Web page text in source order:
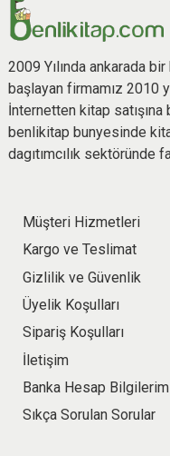
2009 Yılında ankarada
başlayan firmamız 2010
İnternetten kitap satışına
benlikitap bunyesinde
dagıtımcılık
Müşteri Hizmetleri
Kargo ve Teslimat
Gizlilik ve Güvenlik
Üyelik Koşulları
Sipariş Koşulları
İletişim
Banka Hesap
Sıkça Sorulan Sorular